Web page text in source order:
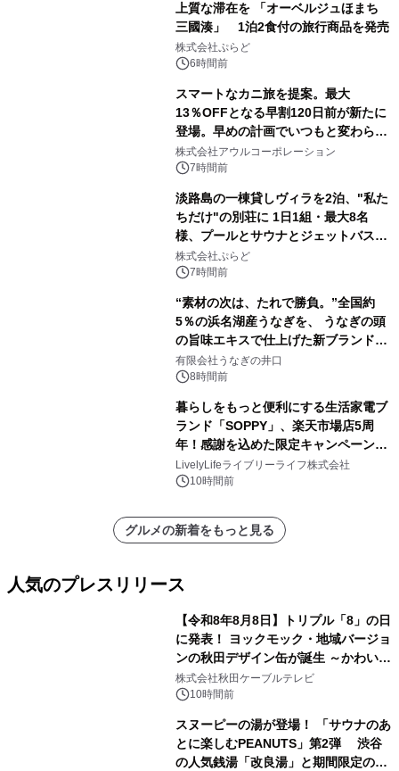
上質な滞在を 「オーベルジュほまち
三國湊」 1泊2食付の旅行商品を発売
株式会社ぷらど
6時間前
スマートなカニ旅を提案。最大
13％OFFとなる早割120日前が新たに
登場。早めの計画でいつもと変わらぬ
大人の冬旅を。ー夕日ヶ浦温泉「佳松
苑 別邸ふうか」ー
株式会社アウルコーポレーション
7時間前
淡路島の一棟貸しヴィラを2泊、"私た
ちだけ"の別荘に 1日1組・最大8名
様、プールとサウナとジェットバス付
きで Villa Mon Temps AWAJIの連泊
素泊りプラン
株式会社ぷらど
7時間前
“素材の次は、たれで勝負。”全国約
5％の浜名湖産うなぎを、 うなぎの頭
の旨味エキスで仕上げた新ブランド
「井口の誉」誕生
有限会社うなぎの井口
8時間前
暮らしをもっと便利にする生活家電ブ
ランド「SOPPY」、楽天市場店5周
年！感謝を込めた限定キャンペーンを
8月10日より開催
LivelyLifeライブリーライフ株式会社
10時間前
グルメの新着をもっと見る
人気のプレスリリース
【令和8年8月8日】トリプル「8」の日
に発表！ ヨックモック・地域バージョ
ンの秋田デザイン缶が誕生 ～かわいい
秋田犬の子犬と秋田の四季と名所を巡
るパッケージ～ 9月1日(火)秋田県内で
株式会社秋田ケーブルテレビ
10時間前
スヌーピーの湯が登場！ 「サウナのあ
とに楽しむPEANUTS」第2弾 渋谷
の人気銭湯「改良湯」と期間限定のコ